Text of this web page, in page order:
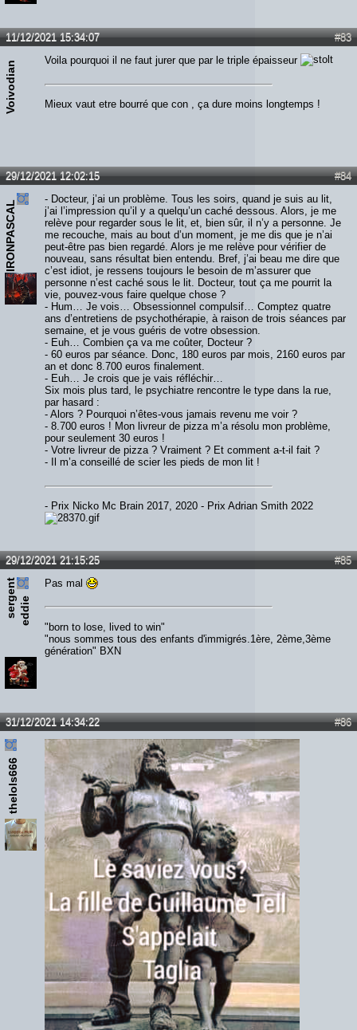
#83
11/12/2021 15:34:07
Voivodian Voila pourquoi il ne faut jurer que par le triple épaisseur
Mieux vaut etre bourré que con , ça dure moins longtemps !
#84
29/12/2021 12:02:15
IRONPASCAL
- Docteur, j’ai un problème. Tous les soirs, quand je suis au lit,
j’ai l’impression qu’il y a quelqu’un caché dessous. Alors, je me
relève pour regarder sous le lit, et, bien sûr, il n’y a personne. Je
me recouche, mais au bout d’un moment, je me dis que je n’ai
peut-être pas bien regardé. Alors je me relève pour vérifier de
nouveau, sans résultat bien entendu. Bref, j’ai beau me dire que
c’est idiot, je ressens toujours le besoin de m’assurer que
personne n’est caché sous le lit. Docteur, tout ça me pourrit la
vie, pouvez-vous faire quelque chose ?
- Hum… Je vois… Obsessionnel compulsif… Comptez quatre
ans d’entretiens de psychothérapie, à raison de trois séances par
semaine, et je vous guéris de votre obsession.
- Euh… Combien ça va me coûter, Docteur ?
- 60 euros par séance. Donc, 180 euros par mois, 2160 euros par
an et donc 8.700 euros finalement.
- Euh… Je crois que je vais réfléchir…
Six mois plus tard, le psychiatre rencontre le type dans la rue,
par hasard :
- Alors ? Pourquoi n’êtes-vous jamais revenu me voir ?
- 8.700 euros ! Mon livreur de pizza m’a résolu mon problème,
pour seulement 30 euros !
- Votre livreur de pizza ? Vraiment ? Et comment a-t-il fait ?
- Il m’a conseillé de scier les pieds de mon lit !
- Prix Nicko Mc Brain 2017, 2020 - Prix Adrian Smith 2022
#85
29/12/2021 21:15:25
s
e
rg
e
n
t
e
d
d
ie
Pas mal
"born to lose, lived to win"
"nous sommes tous des enfants d'immigrés.1ère, 2ème,3ème
génération" BXN
#86
31/12/2021 14:34:22
thelols666